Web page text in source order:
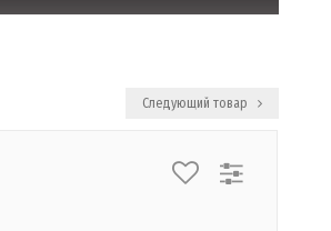
Следующий товар